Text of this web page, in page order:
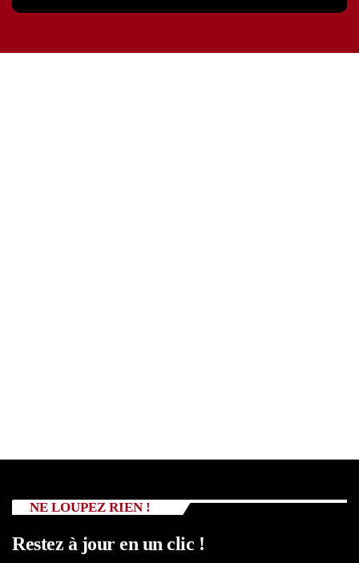
NE LOUPEZ RIEN !
Restez à jour en un clic !